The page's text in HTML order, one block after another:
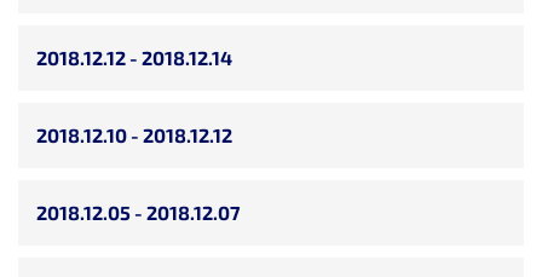
2018.12.05 - 2018.12.07
2018.12.10 - 2018.12.12
2018.12.12 - 2018.12.14